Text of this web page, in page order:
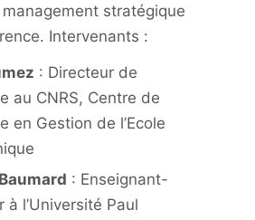
stratégique
Intervenants :
: Directeur de
au CNRS, Centre de
en Gestion de l’Ecole
: Enseignant-
à l’Université Paul